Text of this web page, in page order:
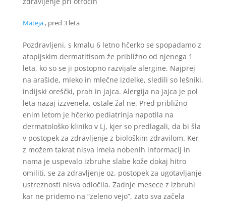
Mateja, pred 3 leta
Pozdravljeni, s kmalu 6 letno hčerko se spopadamo z
atopijskim dermatitisom že približno od njenega 1
leta, ko so se ji postopno razvijale alergine. Najprej
na arašide, mleko in mlečne izdelke, sledili so lešniki,
indijski oreščki, prah in jajca. Alergija na jajca je pol
leta nazaj izzvenela, ostale žal ne. Pred približno
enim letom je hčerko pediatrinja napotila na
dermatološko kliniko v Lj, kjer so predlagali, da bi šla
v postopek za zdravljenje z biološkim zdravilom. Ker
z možem takrat nisva imela nobenih informacij in
nama je uspevalo izbruhe slabe kože dokaj hitro
omiliti, se za zdravljenje oz. postopek za ugotavljanje
ustreznosti nisva odločila. Zadnje mesece z izbruhi
kar ne pridemo na “zeleno vejo”, zato sva začela